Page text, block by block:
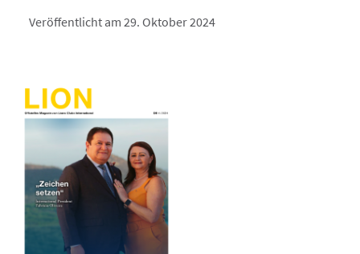
Veröffentlicht am 29. Oktober 2024